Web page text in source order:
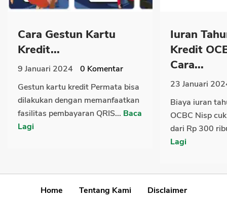
Cara Gestun Kartu
Kredit...
9 Januari 2024 0 Komentar
Gestun kartu kredit Permata bisa
dilakukan dengan memanfaatkan
fasilitas pembayaran QRIS... Baca
Lagi
Iuran
Kredit
Cara...
23 Januari
Biaya iuran
OCBC Nisp
dari Rp 300
Lagi
Home Tentang Kami
Disclaimer